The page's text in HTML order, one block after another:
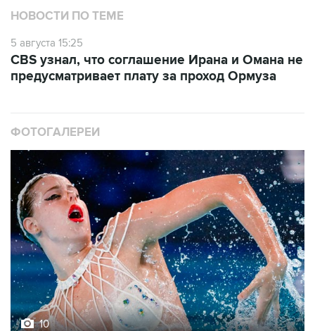
НОВОСТИ ПО ТЕМЕ
5 августа 15:25
CBS узнал, что соглашение Ирана и Омана не
предусматривает плату за проход Ормуза
ФОТОГАЛЕРЕИ
10